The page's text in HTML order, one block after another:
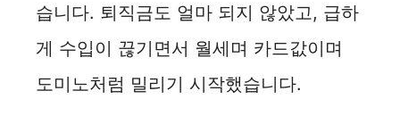
습니다. 퇴직금도 얼마 되지 않았고, 급하
게 수입이 끊기면서 월세며 카드값이며
도미노처럼 밀리기 시작했습니다.